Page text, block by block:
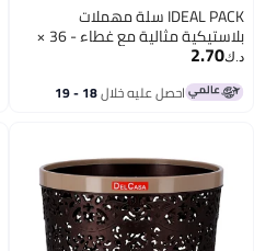
IDEAL PACK سلة مهملات
بلاستيكية مثالية مع غطاء - 36 ×
27 سم | سلة قمامة مدمجة
أو المطبخ | تصميم متين وسهل
د.ك‏2.70
احصل عليه خلال 18 - 19